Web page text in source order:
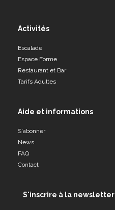
Activités
Escalade
Espace Forme
Restaurant et Bar
Tarifs Adultes
Aide et informations
S'abonner
News
FAQ
Contact
S'inscrire à la newsletter